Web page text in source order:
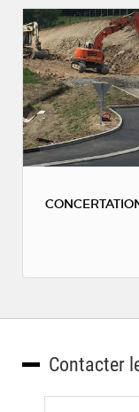
Contacter